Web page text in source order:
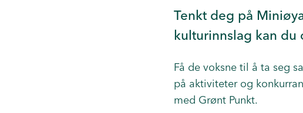
Tenkt deg på
kulturinnslag kan du
Få de voksne til å ta seg
på aktiviteter og
med Grønt Punkt.